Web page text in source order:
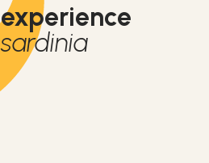
experience
sardinia